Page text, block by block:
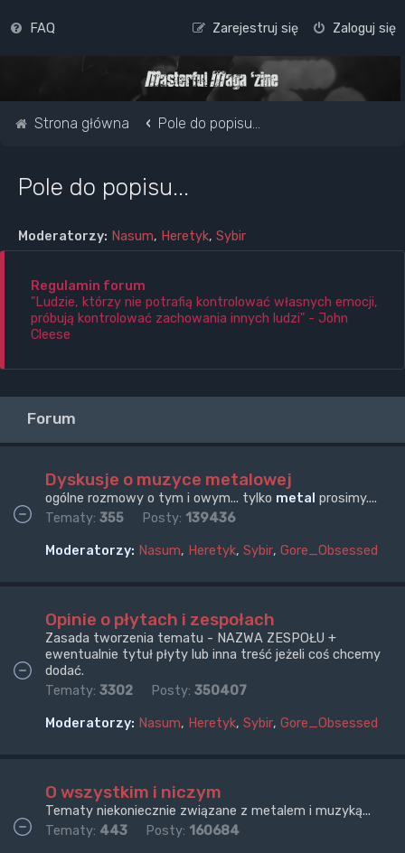
FAQ Zaloguj się
Zarejestruj się
Strona główna Pole do popisu...
Pole do popisu...
Moderatorzy: Nasum, Heretyk, Sybir
Regulamin forum
"Ludzie, którzy nie potrafią kontrolować własnych emocji,
próbują kontrolować zachowania innych ludzi" - John
Cleese
Forum
Dyskusje o muzyce metalowej
ogólne rozmowy o tym i owym... tylko metal prosimy....
Tematy: 355 Posty: 139436
Moderatorzy: Nasum, Heretyk, Sybir, Gore_Obsessed
Opinie o płytach i zespołach
Zasada tworzenia tematu - NAZWA ZESPOŁU +
ewentualnie tytuł płyty lub inna treść jeżeli coś chcemy
dodać.
Tematy: 3302 Posty: 350407
Moderatorzy: Nasum, Heretyk, Sybir, Gore_Obsessed
O wszystkim i niczym
Tematy niekoniecznie związane z metalem i muzyką...
Tematy: 443 Posty: 160684